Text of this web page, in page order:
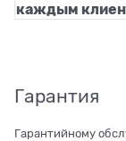
каждым
Гарантия
Гарантийному